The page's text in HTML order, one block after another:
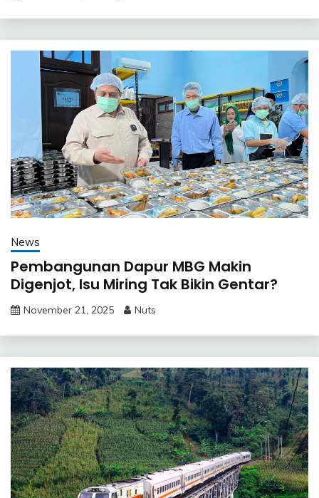
News
Pembangunan Dapur MBG Makin
Digenjot, Isu Miring Tak Bikin Gentar?
November 21, 2025 Nuts